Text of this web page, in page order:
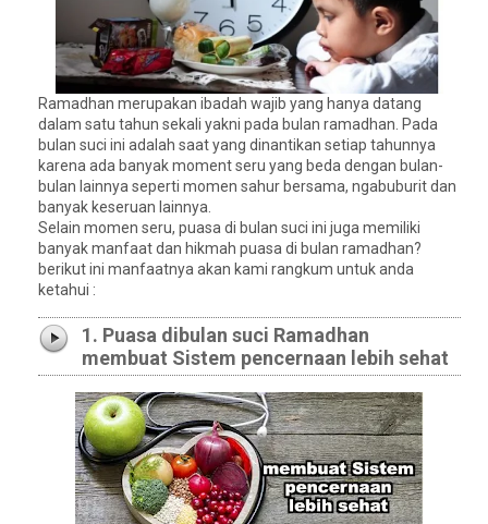
Ramadhan merupakan ibadah wajib yang hanya datang
dalam satu tahun sekali yakni pada bulan ramadhan. Pada
bulan suci ini adalah saat yang dinantikan setiap tahunnya
karena ada banyak moment seru yang beda dengan bulan-
bulan lainnya seperti momen sahur bersama, ngabuburit dan
banyak keseruan lainnya.
Selain momen seru, puasa di bulan suci ini juga memiliki
banyak manfaat dan hikmah puasa di bulan ramadhan?
berikut ini manfaatnya akan kami rangkum untuk anda
ketahui :
1. Puasa dibulan suci Ramadhan
membuat Sistem pencernaan lebih sehat